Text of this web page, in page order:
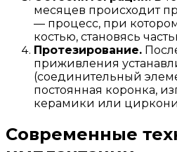
месяцев происходит
— процесс, при котором
костью, становясь
Протезирование.
приживления
(соединительный
постоянная коронка,
керамики или
Современные